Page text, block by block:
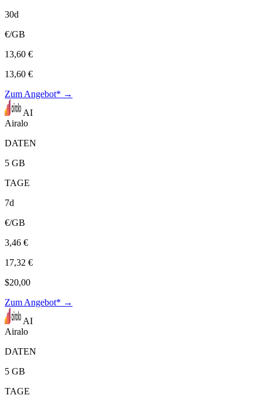
30d
€/GB
13,60 €
13,60 €
Zum Angebot* →
AI
Airalo
DATEN
5 GB
TAGE
7d
€/GB
3,46 €
17,32 €
$20,00
Zum Angebot* →
AI
Airalo
DATEN
5 GB
TAGE